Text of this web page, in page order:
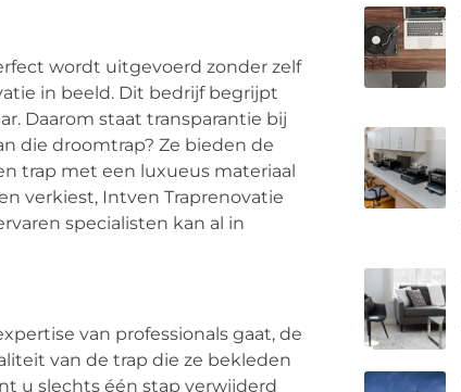
wordt uitgevoerd zonder zelf
in beeld. Dit bedrijf begrijpt
Daarom staat transparantie bij
die droomtrap? Ze bieden de
trap met een luxueus materiaal
verkiest, Intven Traprenovatie
specialisten kan al in
van professionals gaat, de
van de trap die ze bekleden
u slechts één stap verwijderd